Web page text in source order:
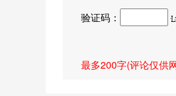
验证码：
最多200字(评论仅供